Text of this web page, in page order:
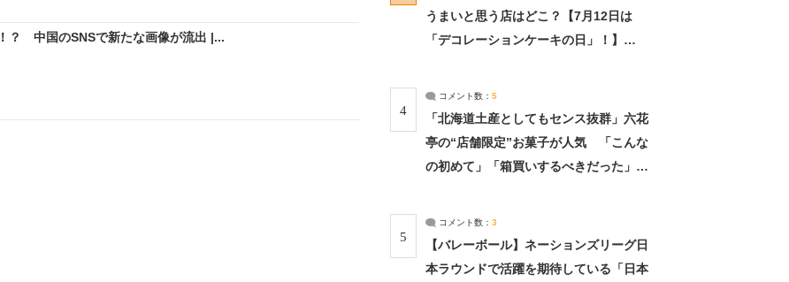
？ 中国のSNSで新たな画像が流出 |...
うまいと思う店はどこ？【7月12日は
「デコレーションケーキの日」！】
4
コメント数： 5
「北海道土産としてもセンス抜群」六花
亭の“店舗限定”お菓子が人気 「こんな
の初めて」「箱買いするべきだった」
5
コメント数： 3
【バレーボール】ネーションズリーグ日
本ラウンドで活躍を期待している「日本